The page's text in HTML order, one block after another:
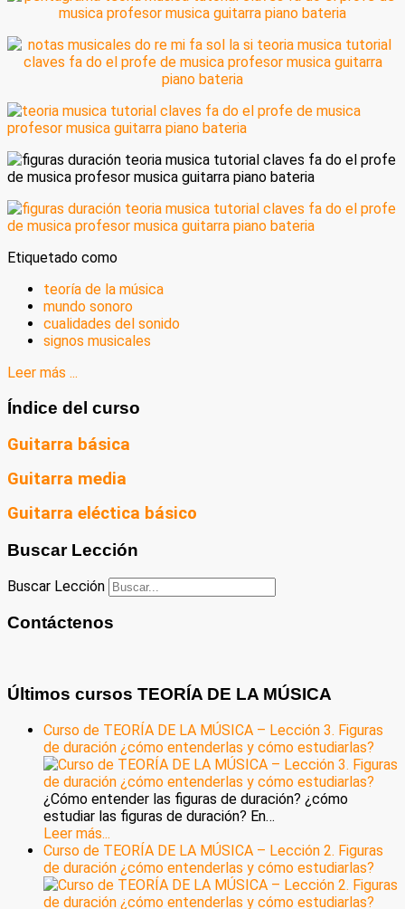
Etiquetado como
teoría de la música
mundo sonoro
cualidades del sonido
signos musicales
Leer más ...
Índice del curso
Guitarra básica
Guitarra media
Guitarra eléctica básico
Buscar Lección
Buscar Lección
Contáctenos
Últimos cursos TEORÍA DE LA MÚSICA
Curso de TEORÍA DE LA MÚSICA – Lección 3. Figuras
de duración ¿cómo entenderlas y cómo estudiarlas?
¿Cómo entender las figuras de duración? ¿cómo
estudiar las figuras de duración? En…
Leer más...
Curso de TEORÍA DE LA MÚSICA – Lección 2. Figuras
de duración ¿cómo entenderlas y cómo estudiarlas?